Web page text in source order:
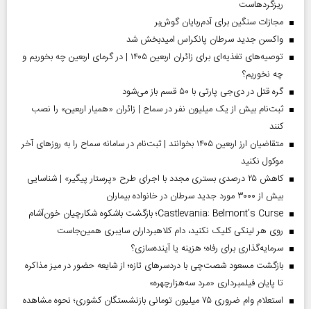
ریزگردهاست
مجازات سنگین برای آدم‌ربایان گوش‌بر
واکسن جدید سرطان پانکراس امیدبخش شد
توصیه‌های تغذیه‌ای برای زائران اربعین ۱۴۰۵ | در گرمای اربعین چه بخوریم و
چه نخوریم؟
گره قتل در دی‌جی پارتی با ۵۰ قسم باز می‌شود
ثبت‌نام بیش از یک میلیون نفر در سماح | زائران «همیار اربعین» را نصب
کنند
متقاضیان ارز اربعین ۱۴۰۵ بخوانند | ثبت‌نام در سامانه سماح را به روز‌های آخر
موکول نکنید
کاهش ۲۵ درصدی بستری مجدد با اجرای طرح «پرستار پیگیر» | شناسایی
بیش از ۳۰۰۰ مورد جدید سرطان در خانواده بیماران
Castlevania: Belmont’s Curse؛ بازگشت باشکوه شکارچیان خون‌آشام
روی هر لینکی کلیک نکنید، دام کلاهبرداران سایبری همین‌جاست
سرمایه‌گذاری برای رفاه؛ هزینه یا آینده‌سازی؟
بازگشت مسعود شصت‌چی با دردسر‌های تازه؛ از شایعه حضور در میز مذاکره
تا پایان فیلمبرداری «مرد سه‌هزارچهره»
استعلام وام ضروری ۷۵ میلیون تومانی بازنشستگان کشوری؛ نحوه مشاهده